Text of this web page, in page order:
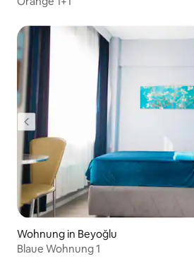
Wohnung in Beyoğlu
Blaue Wohnung 1